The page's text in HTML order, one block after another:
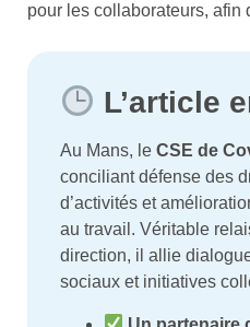
pour les collaborateurs, afin
L’article
Au Mans, le CSE de
conciliant défense des
d’activités et
au travail. Véritable
direction, il allie
sociaux et initiatives